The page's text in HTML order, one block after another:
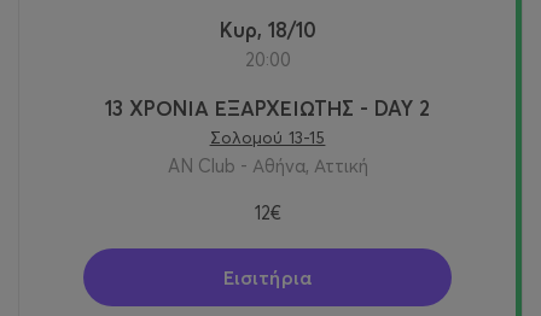
Κυρ, 18/10
20:00
13 ΧΡΟΝΙΑ ΕΞΑΡΧΕΙΩΤΗΣ - DAY 2
Σολομού 13-15
AN Club - Αθήνα, Αττική
12€
Εισιτήρια